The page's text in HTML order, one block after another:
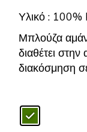
was:
89.90€.
τιμή
είναι:
69.90€.
Υλικό : 100%
Μπλούζα
διαθέτει στην
διακόσμηση